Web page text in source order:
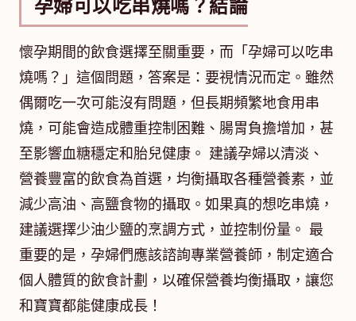
懷孕期間的飲食選擇至關重要，而「孕婦可以吃串
燒嗎？」這個問題，答案是：要視情況而定。雖然
偶爾吃一次可能沒有問題，但長期頻繁地食用串
燒，可能會造成體重控制困難、腸胃負擔增加，甚
至影響血糖穩定和胎兒健康。 建議孕婦以清淡、
營養豐富的飲食為首選，均衡攝取各種營養素，並
減少高油、高鹽食物的攝取。如果真的想吃串燒，
建議選擇少油少鹽的烹調方式，並控制份量。 最
重要的是，孕婦們應該諮詢專業營養師，制定適合
個人體質的飲食計劃，以確保營養均衡攝取，讓您
和寶寶都能健康成長！